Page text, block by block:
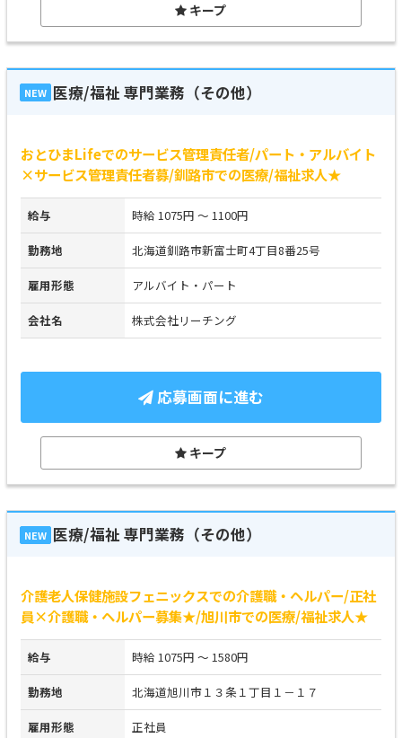
キープ
NEW 医療/福祉 専門業務（その他）
おとひまLifeでのサービス管理責任者/パート・アルバイト
×サービス管理責任者募/釧路市での医療/福祉求人★
給与 時給 1075円 ～ 1100円
勤務地 北海道釧路市新富士町4丁目8番25号
雇用形態 アルバイト・パート
会社名 株式会社リーチング
応募画面に進む
キープ
NEW 医療/福祉 専門業務（その他）
介護老人保健施設フェニックスでの介護職・ヘルパー/正社
員×介護職・ヘルパー募集★/旭川市での医療/福祉求人★
給与 時給 1075円 ～ 1580円
勤務地 北海道旭川市１３条１丁目１－１７
雇用形態 正社員